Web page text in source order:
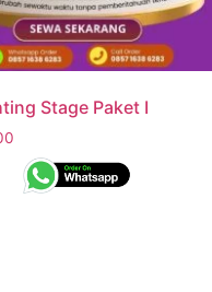
Stage Paket I